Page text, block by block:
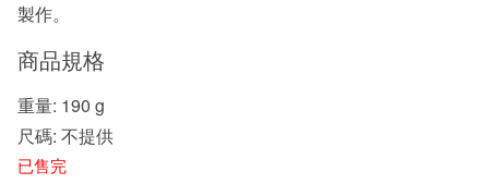
製作。
商品規格
重量: 190 g
尺碼: 不提供
已售完